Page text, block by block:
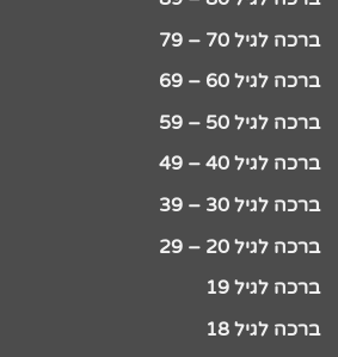
ברכה לגיל 70 – 79
ברכה לגיל 60 – 69
ברכה לגיל 50 – 59
ברכה לגיל 40 – 49
ברכה לגיל 30 – 39
ברכה לגיל 20 – 29
ברכה לגיל 19
ברכה לגיל 18